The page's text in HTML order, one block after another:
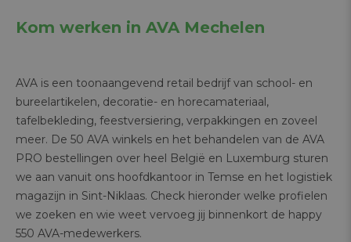
Kom werken in AVA Mechelen
AVA is een toonaangevend retail bedrijf van school- en
bureelartikelen, decoratie- en horecamateriaal,
tafelbekleding, feestversiering, verpakkingen en zoveel
meer. De 50 AVA winkels en het behandelen van de AVA
PRO bestellingen over heel België en Luxemburg sturen
we aan vanuit ons hoofdkantoor in Temse en het logistiek
magazijn in Sint-Niklaas. Check hieronder welke profielen
we zoeken en wie weet vervoeg jij binnenkort de happy
550 AVA-medewerkers.